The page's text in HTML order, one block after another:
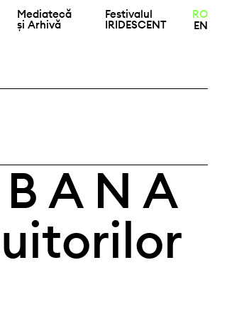
Mediatecă
și Arhivă
Festivalul
IRIDESCENT
RO
EN
A N A